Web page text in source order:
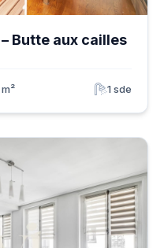
Butte aux cailles
1 sde